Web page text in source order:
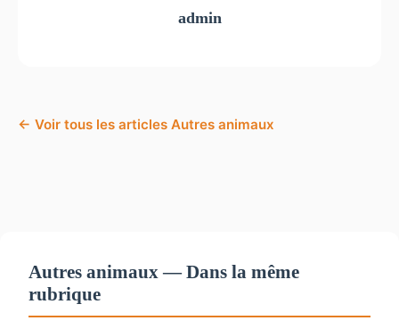
admin
← Voir tous les articles Autres animaux
Autres animaux — Dans la même
rubrique